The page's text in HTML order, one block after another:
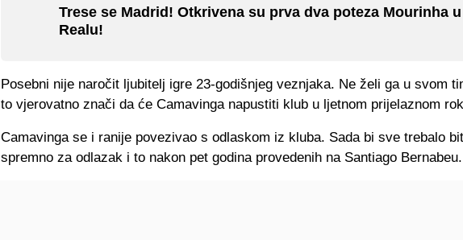
Trese se Madrid! Otkrivena su prva dva poteza Mourinha u
Realu!
Posebni nije naročit ljubitelj igre 23-godišnjeg veznjaka. Ne želi ga u svom
to vjerovatno znači da će Camavinga napustiti klub u ljetnom prijelaznom
Camavinga se i ranije povezivao s odlaskom iz kluba. Sada bi sve trebalo
spremno za odlazak i to nakon pet godina provedenih na Santiago Bernabeu.